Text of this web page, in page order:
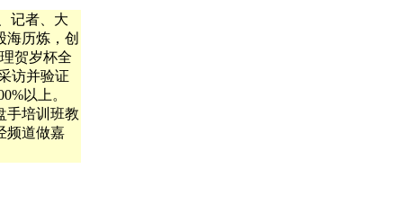
记者、大
海历炼，创
贺岁杯全
访并验证
以上。
手培训班教
频道做嘉